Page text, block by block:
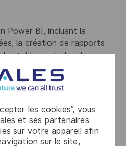
les cookies”, vous
et ses partenaires
sur votre appareil afin
sur le site,
Power BI, incluant la
la création de rapports
tableaux de bord.
SQL pour le design de
SQL Server, Oracle,
et l’optimisation de
langages de
pour développement
: Python, C#, SQL